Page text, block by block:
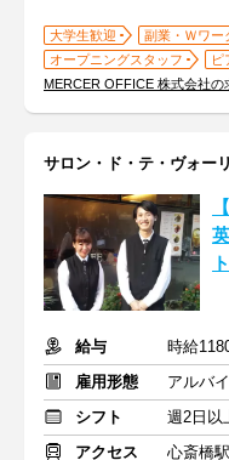
大学生歓迎 副業・Ｗワー
オープニングスタッフ
ピ
MERCER OFFICE 株式会社の
サロン・ド・テ・ヴォー
給与
時給
雇用形態
アルバ
シフト
週2日以
アクセス
心斎橋駅